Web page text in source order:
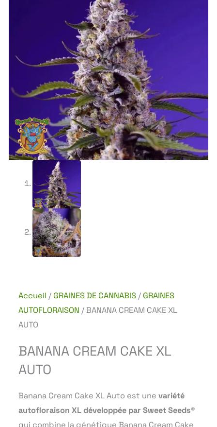
Accueil / GRAINES DE CANNABIS / GRAINES
AUTOFLORAISON / BANANA CREAM CAKE XL
AUTO
BANANA CREAM CAKE XL
AUTO
Banana Cream Cake XL Auto est une variété
autofloraison XL développée par Sweet Seeds®
qui combine la génétique Banana Cream Cake